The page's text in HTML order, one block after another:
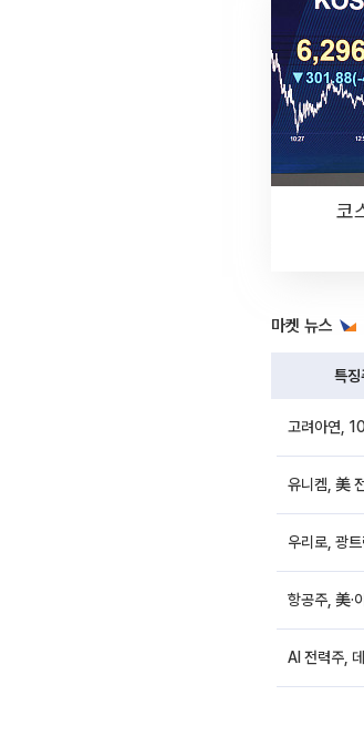
코
마켓 뉴스
특징
유니켐, 美